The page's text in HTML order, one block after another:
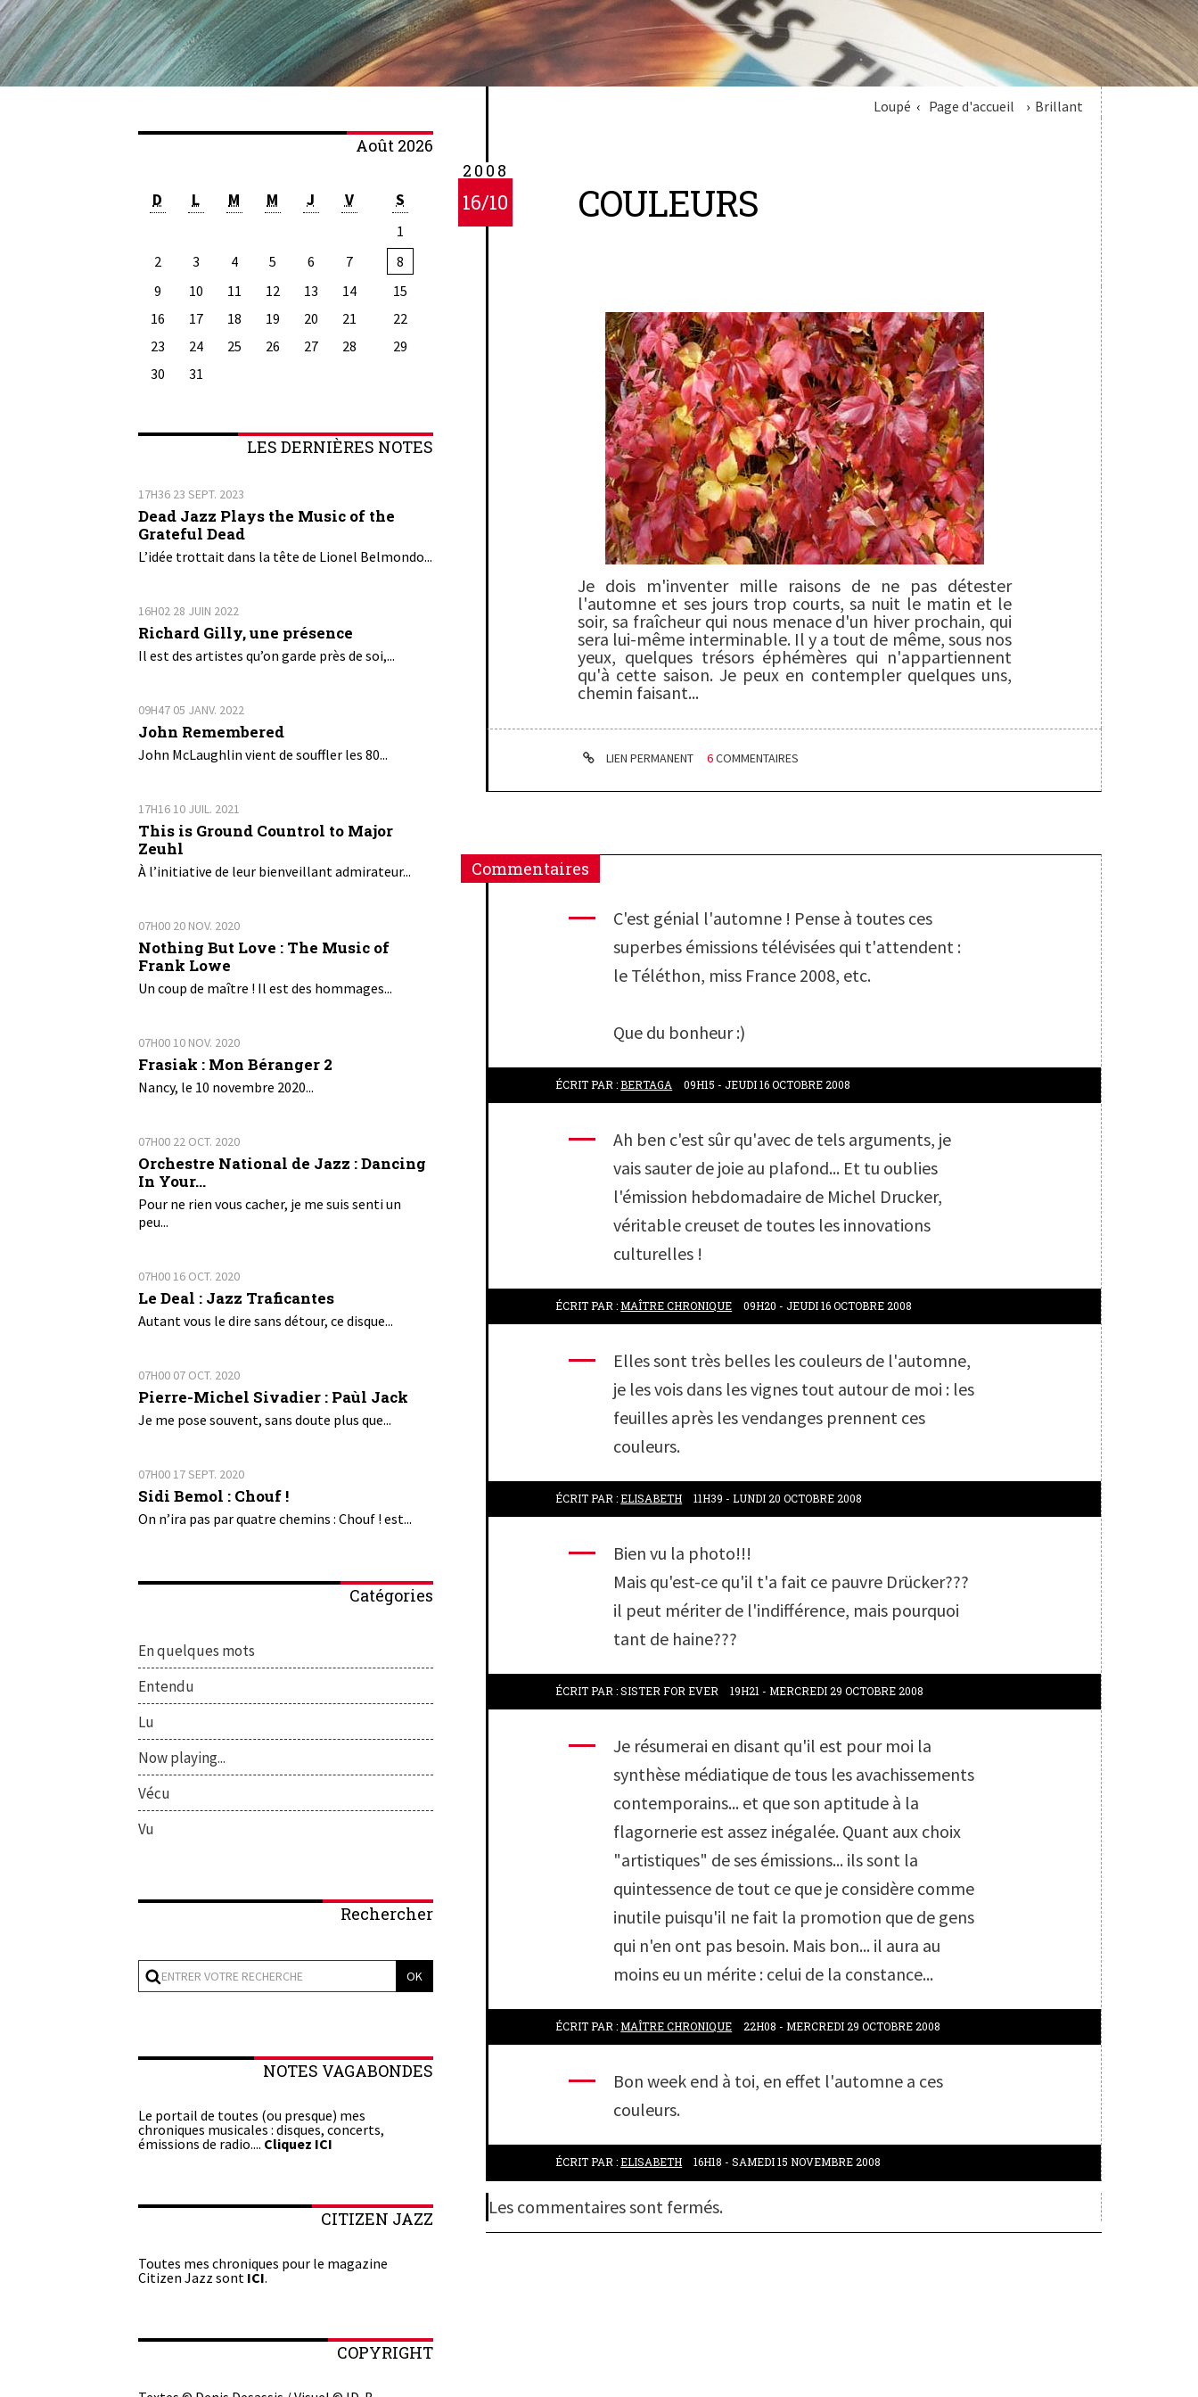
Août 2026
D L M M J V S
1
2
3 4 5 6 7
8
9
10 11 12 13 14
15
16
17 18 19 20 21
22
23
24 25 26 27 28
29
30
31
LES DERNIÈRES NOTES
17H36 23 SEPT. 2023
Dead Jazz Plays the Music of the
Grateful Dead
L’idée trottait dans la tête de Lionel Belmondo...
16H02 28 JUIN 2022
Richard Gilly, une présence
Il est des artistes qu’on garde près de soi,...
09H47 05 JANV. 2022
John Remembered
John McLaughlin vient de souffler les 80...
17H16 10 JUIL. 2021
This is Ground Countrol to Major
Zeuhl
À l’initiative de leur bienveillant admirateur...
07H00 20 NOV. 2020
Nothing But Love : The Music of
Frank Lowe
Un coup de maître ! Il est des hommages...
07H00 10 NOV. 2020
Frasiak : Mon Béranger 2
Nancy, le 10 novembre 2020...
07H00 22 OCT. 2020
Orchestre National de Jazz : Dancing
In Your...
Pour ne rien vous cacher, je me suis senti un
peu...
07H00 16 OCT. 2020
Le Deal : Jazz Traficantes
Autant vous le dire sans détour, ce disque...
07H00 07 OCT. 2020
Pierre-Michel Sivadier : Paùl Jack
Je me pose souvent, sans doute plus que...
07H00 17SEPT. 2020
Sidi Bemol : Chouf !
On n’ira pas par quatre chemins : Chouf ! est...
Catégories
En quelques mots
Entendu
Lu
Now playing...
Vécu
Vu
Rechercher
NOTES VAGABONDES
Le portail de toutes (ou presque) mes
chroniques musicales : disques, concerts,
émissions de radio.... Cliquez ICI
CITIZEN JAZZ
Toutes mes chroniques pour le magazine
Citizen Jazz sont ICI.
COPYRIGHT
Loupé Page d'accueil Brillant
2008
16/10 COULEURS
Je dois m'inventer mille raisons de ne pas détester
l'automne et ses jours trop courts, sa nuit le matin et le
soir, sa fraîcheur qui nous menace d'un hiver prochain, qui
sera lui-même interminable. Il y a tout de même, sous nos
yeux, quelques trésors éphémères qui n'appartiennent
qu'à cette saison. Je peux en contempler quelques uns,
chemin faisant...
LIEN PERMANENT 6COMMENTAIRES
Commentaires
C'est génial l'automne ! Pense à toutes ces
superbes émissions télévisées qui t'attendent :
le Téléthon, miss France 2008, etc.
Que du bonheur :)
ÉCRIT PAR :BERTAGA 09H15 -JEUDI 16 OCTOBRE 2008
Ah ben c'est sûr qu'avec de tels arguments, je
vais sauter de joie au plafond... Et tu oublies
l'émission hebdomadaire de Michel Drucker,
véritable creuset de toutes les innovations
culturelles !
ÉCRIT PAR :MAÎTRE CHRONIQUE 09H20 -JEUDI 16 OCTOBRE 2008
Elles sont très belles les couleurs de l'automne,
je les vois dans les vignes tout autour de moi : les
feuilles après les vendanges prennent ces
couleurs.
ÉCRIT PAR :ELISABETH 11H39 -LUNDI 20 OCTOBRE 2008
Bien vu la photo!!!
Mais qu'est-ce qu'il t'a fait ce pauvre Drücker???
il peut mériter de l'indifférence, mais pourquoi
tant de haine???
ÉCRIT PAR :SISTER FOR EVER 19H21 -MERCREDI 29 OCTOBRE 2008
Je résumerai en disant qu'il est pour moi la
synthèse médiatique de tous les avachissements
contemporains... et que son aptitude à la
flagornerie est assez inégalée. Quant aux choix
"artistiques" de ses émissions... ils sont la
quintessence de tout ce que je considère comme
inutile puisqu'il ne fait la promotion que de gens
qui n'en ont pas besoin. Mais bon... il aura au
moins eu un mérite : celui de la constance...
ÉCRIT PAR :MAÎTRE CHRONIQUE 22H08 -MERCREDI 29 OCTOBRE 2008
Bon week end à toi, en effet l'automne a ces
couleurs.
ÉCRIT PAR :ELISABETH 16H18 -SAMEDI 15 NOVEMBRE 2008
Les commentaires sont fermés.